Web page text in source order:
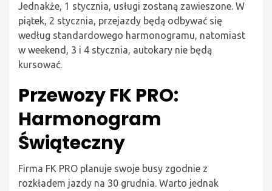
Jednakże, 1 stycznia, usługi zostaną zawieszone. W
piątek, 2 stycznia, przejazdy będą odbywać się
według standardowego harmonogramu, natomiast
w weekend, 3 i 4 stycznia, autokary nie będą
kursować.
Przewozy FK PRO:
Harmonogram
Świąteczny
Firma FK PRO planuje swoje busy zgodnie z
rozkładem jazdy na 30 grudnia. Warto jednak